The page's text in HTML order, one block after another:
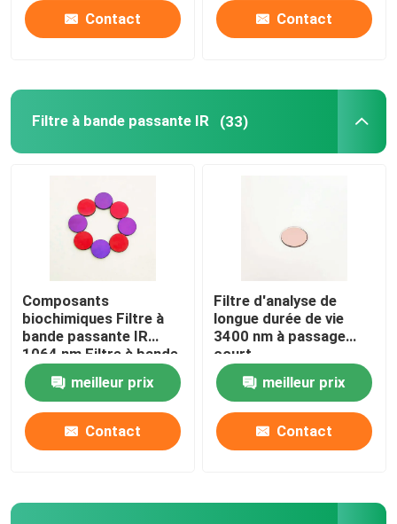
Contact Contact
Filtre à bande passante IR (33)
Composants
biochimiques Filtre à
bande passante IR
1064 nm Filtre à bande
étroite
meilleur prix
Contact
Filtre d'analyse de
longue durée de vie
3400 nm à passage
court
meilleur prix
Contact